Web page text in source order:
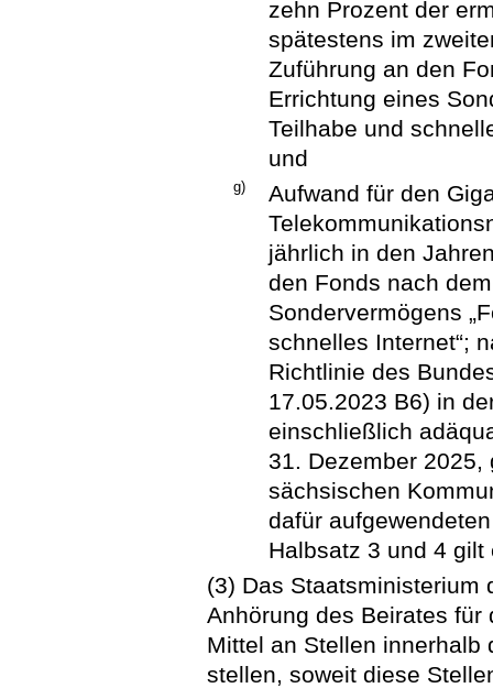
zehn Prozent der
spätestens im
Zuführung an den
Errichtung eines
Teilhabe und
und
g)
Aufwand für den
jährlich in den
den Fonds nach
Sondervermögens
schnelles Internet“;
Richtlinie des
17.05.2023 B6) in
einschließlich
31. Dezember
sächsischen
dafür
Halbsatz 3 und 4 gilt
(3) Das Staatsministerium
Anhörung des Beirates
Mittel an Stellen innerhalb
stellen, soweit diese